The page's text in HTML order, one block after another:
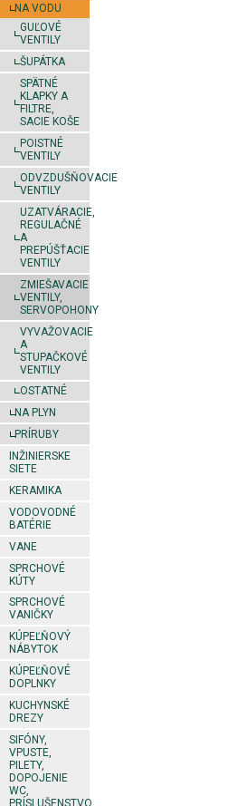
NA VODU
GUĽOVÉ
VENTILY
ŠUPÁTKA
SPÄTNÉ
KLAPKY A
FILTRE,
SACIE KOŠE
POISTNÉ
VENTILY
ODVZDUŠŇOVACIE
VENTILY
UZATVÁRACIE,
REGULAČNÉ
A
PREPÚŠŤACIE
VENTILY
ZMIEŠAVACIE
VENTILY,
SERVOPOHONY
VYVAŽOVACIE
A
STUPAČKOVÉ
VENTILY
OSTATNÉ
NA PLYN
PRÍRUBY
INŽINIERSKE
SIETE
KERAMIKA
VODOVODNÉ
BATÉRIE
VANE
SPRCHOVÉ
KÚTY
SPRCHOVÉ
VANIČKY
KÚPEĽŇOVÝ
NÁBYTOK
KÚPEĽŇOVÉ
DOPLNKY
KUCHYNSKÉ
DREZY
SIFÓNY,
VPUSTE,
PILETY,
DOPOJENIE
WC,
PRÍSLUŠENSTVO